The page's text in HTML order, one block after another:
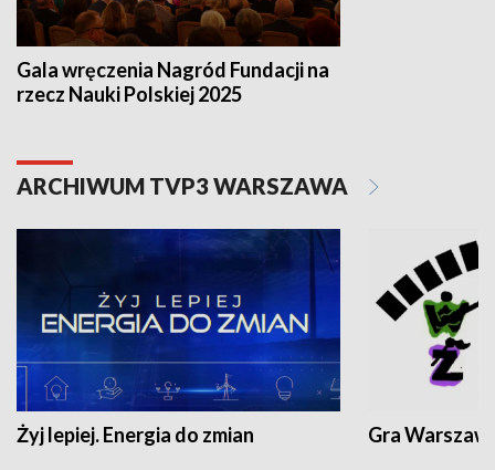
Gala wręczenia Nagród Fundacji na
rzecz Nauki Polskiej 2025
ARCHIWUM TVP3 WARSZAWA
Żyj lepiej. Energia do zmian Gra